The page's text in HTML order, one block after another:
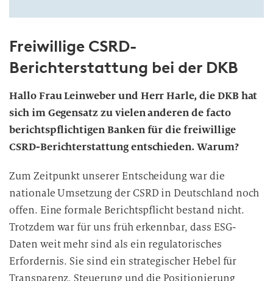
Freiwillige CSRD-
Berichterstattung bei der DKB
Hallo Frau Leinweber und Herr Harle, die DKB hat
sich im Gegensatz zu vielen anderen de facto
berichtspflichtigen Banken für die freiwillige
CSRD-Berichterstattung entschieden. Warum?
Zum Zeitpunkt unserer Entscheidung war die
nationale Umsetzung der CSRD in Deutschland noch
offen. Eine formale Berichtspflicht bestand nicht.
Trotzdem war für uns früh erkennbar, dass ESG-
Daten weit mehr sind als ein regulatorisches
Erfordernis. Sie sind ein strategischer Hebel für
Transparenz, Steuerung und die Positionierung